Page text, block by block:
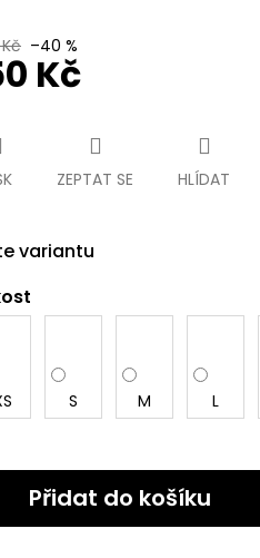
–40 %
Kč
variantu
S M L
Přidat do košíku
ZEPTAT SE HLÍDAT